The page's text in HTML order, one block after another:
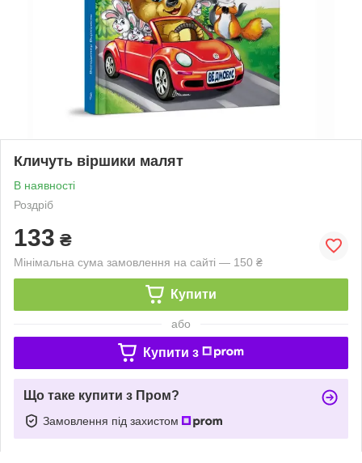
Кличуть віршики малят
В наявності
Роздріб
133 ₴
Мінімальна сума замовлення на сайті — 150 ₴
Купити
або
Купити з
Що таке купити з Пром?
Замовлення під захистом